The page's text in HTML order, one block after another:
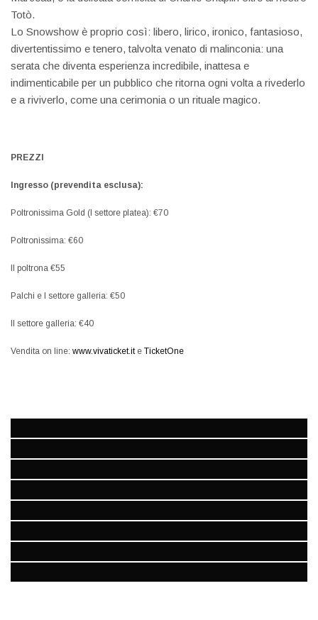
Totò.
Lo Snowshow è proprio così: libero, lirico, ironico, fantasioso,
divertentissimo e tenero, talvolta venato di malinconia: una
serata che diventa esperienza incredibile, inattesa e
indimenticabile per un pubblico che ritorna ogni volta a rivederlo
e a riviverlo, come una cerimonia o un rituale magico.
PREZZI
Ingresso (prevendita esclusa):
Poltronissima Gold (I settore platea): €70
Poltronissima: €60
II poltrona €55
Palchi e I settore galleria: €50
II settore galleria: €40
Vendita on line:www.vivaticket.iteTicketOne